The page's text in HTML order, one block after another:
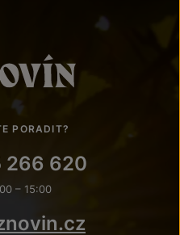
PORADIT?
266 620
– 15:00